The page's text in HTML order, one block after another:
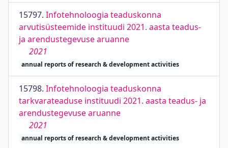
15797. Infotehnoloogia teaduskonna
arvutisüsteemide instituudi 2021. aasta teadus-
ja arendustegevuse aruanne
2021
annual reports of research & development activities
15798. Infotehnoloogia teaduskonna
tarkvarateaduse instituudi 2021. aasta teadus- ja
arendustegevuse aruanne
2021
annual reports of research & development activities